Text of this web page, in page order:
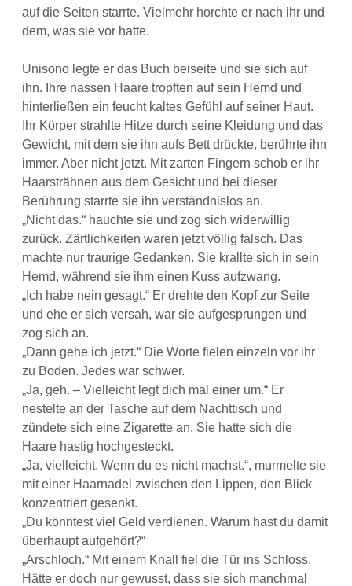
auf die Seiten starrte. Vielmehr horchte er nach ihr und
dem, was sie vor hatte.
Unisono legte er das Buch beiseite und sie sich auf
ihn. Ihre nassen Haare tropften auf sein Hemd und
hinterließen ein feucht kaltes Gefühl auf seiner Haut.
Ihr Körper strahlte Hitze durch seine Kleidung und das
Gewicht, mit dem sie ihn aufs Bett drückte, berührte ihn
immer. Aber nicht jetzt. Mit zarten Fingern schob er ihr
Haarsträhnen aus dem Gesicht und bei dieser
Berührung starrte sie ihn verständnislos an.
„Nicht das.“ hauchte sie und zog sich widerwillig
zurück. Zärtlichkeiten waren jetzt völlig falsch. Das
machte nur traurige Gedanken. Sie krallte sich in sein
Hemd, während sie ihm einen Kuss aufzwang.
„Ich habe nein gesagt.“ Er drehte den Kopf zur Seite
und ehe er sich versah, war sie aufgesprungen und
zog sich an.
„Dann gehe ich jetzt.“ Die Worte fielen einzeln vor ihr
zu Boden. Jedes war schwer.
„Ja, geh. – Vielleicht legt dich mal einer um.“ Er
nestelte an der Tasche auf dem Nachttisch und
zündete sich eine Zigarette an. Sie hatte sich die
Haare hastig hochgesteckt.
„Ja, vielleicht. Wenn du es nicht machst.“, murmelte sie
mit einer Haarnadel zwischen den Lippen, den Blick
konzentriert gesenkt.
„Du könntest viel Geld verdienen. Warum hast du damit
überhaupt aufgehört?“
„Arschloch.“ Mit einem Knall fiel die Tür ins Schloss.
Hätte er doch nur gewusst, dass sie sich manchmal